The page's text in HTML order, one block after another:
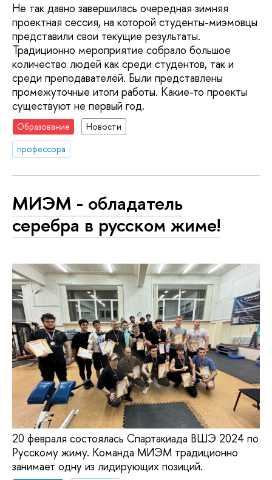
Не так давно завершилась очередная зимняя
проектная сессия, на которой студенты-миэмовцы
представили свои текущие результаты.
Традиционно мероприятие собрало большое
количество людей как среди студентов, так и
среди преподавателей. Были представлены
промежуточные итоги работы. Какие-то проекты
существуют не первый год.
Образование
Новости
профессора
МИЭМ - обладатель
серебра в русском жиме!
20 февраля состоялась Спартакиада ВШЭ 2024 по
Русскому жиму. Команда МИЭМ традиционно
занимает одну из лидирующих позиций.